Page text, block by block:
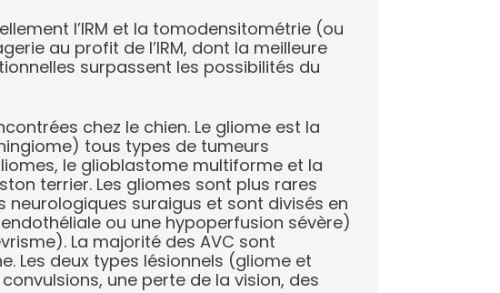
l’IRM et la tomodensitométrie (ou
au profit de l’IRM, dont la meilleure
surpassent les possibilités du
chez le chien. Le gliome est la
tous types de tumeurs
le glioblastome multiforme et la
terrier. Les gliomes sont plus rares
neurologiques suraigus et sont divisés en
ou une hypoperfusion sévère)
La majorité des AVC sont
Les deux types lésionnels (gliome et
une perte de la vision, des